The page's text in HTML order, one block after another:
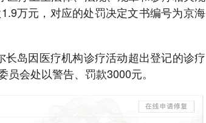
万元，对应的处罚决定文书编号为京海
岛因医疗机构诊疗活动超出登记的诊疗
会处以警告、罚款3000元。